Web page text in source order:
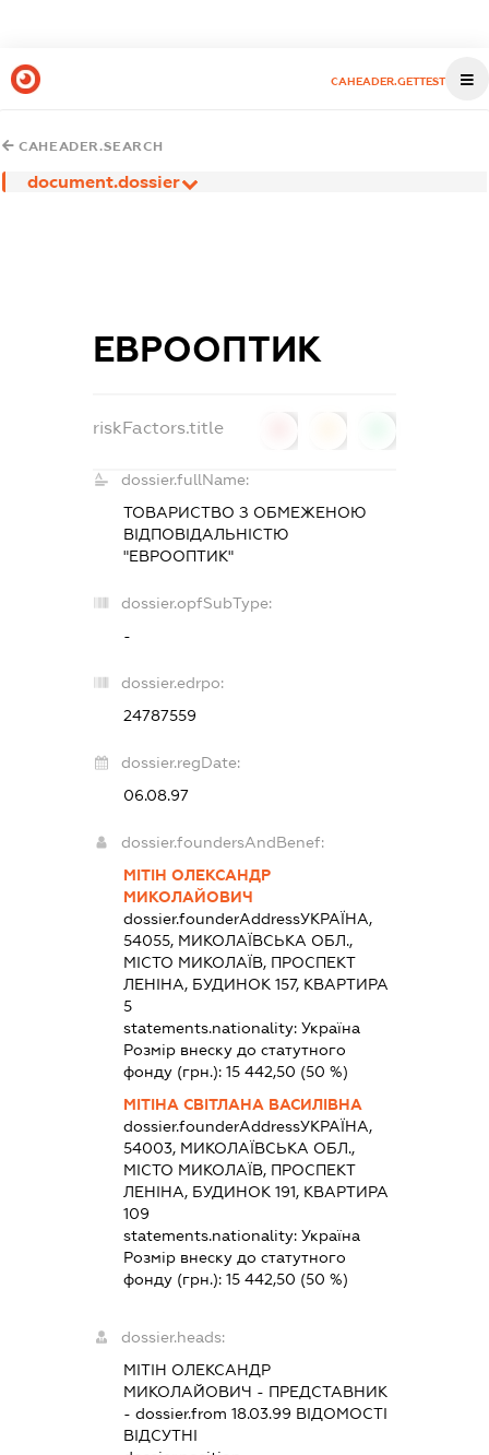
CAHEADER.GETTEST
CAHEADER.SEARCH
document.dossier
ЕВРООПТИК
riskFactors.title
dossier.fullName:
ТОВАРИСТВО З ОБМЕЖЕНОЮ
ВІДПОВІДАЛЬНІСТЮ
"ЕВРООПТИК"
dossier.opfSubType:
-
dossier.edrpo:
24787559
dossier.regDate:
06.08.97
dossier.foundersAndBenef:
МІТІН ОЛЕКСАНДР
МИКОЛАЙОВИЧ
dossier.founderAddressУКРАЇНА,
54055, МИКОЛАЇВСЬКА ОБЛ.,
МІСТО МИКОЛАЇВ, ПРОСПЕКТ
ЛЕНІНА, БУДИНОК 157, КВАРТИРА
5
statements.nationality: Україна
Розмір внеску до статутного
фонду (грн.): 15 442,50 (50 %)
МІТІНА СВІТЛАНА ВАСИЛІВНА
dossier.founderAddressУКРАЇНА,
54003, МИКОЛАЇВСЬКА ОБЛ.,
МІСТО МИКОЛАЇВ, ПРОСПЕКТ
ЛЕНІНА, БУДИНОК 191, КВАРТИРА
109
statements.nationality: Україна
Розмір внеску до статутного
фонду (грн.): 15 442,50 (50 %)
dossier.heads:
МІТІН ОЛЕКСАНДР
МИКОЛАЙОВИЧ - ПРЕДСТАВНИК
- dossier.from 18.03.99 ВІДОМОСТІ
ВІДСУТНІ